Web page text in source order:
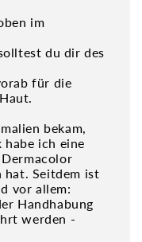
im
du dir des
für die
bekam,
ich eine
hat. Seitdem ist
vor allem:
Handhabung
werden -